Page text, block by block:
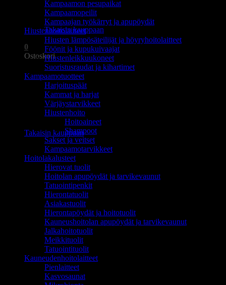
Ostoskori on tyhjä.
Takaisin kauppaan
0
Ostoskori
Ostoskori on tyhjä.
Takaisin kauppaan
Kampaamon pesupaikat
Kampaamopeilit
Kampaajan työkärryt ja apupöydät
Hiustenhoitolaitteet
Hiusten lämpösäteilijät ja höyryhoitolaitteet
Föönit ja kupukuivaajat
Hiustenleikkuukoneet
Suoristusraudat ja kihartimet
Kampaamotuotteet
Harjoituspäät
Kammat ja harjat
Värjäystarvikkeet
Hiustenhoito
Hoitoaineet
Shampoot
Sakset ja veitset
Kampaamotarvikkeet
Hoitolakalusteet
Hierovat tuolit
Hoitolan apupöydät ja tarvikevaunut
Tatuointipenkit
Hierontatuolit
Asiakastuolit
Hierontapöydät ja hoitotuolit
Kauneushoitolan apupöydät ja tarvikevaunut
Jalkahoitotuolit
Meikkituolit
Tatuointituolit
Kauneudenhoitolaitteet
Pienlaitteet
Kasvosaunat